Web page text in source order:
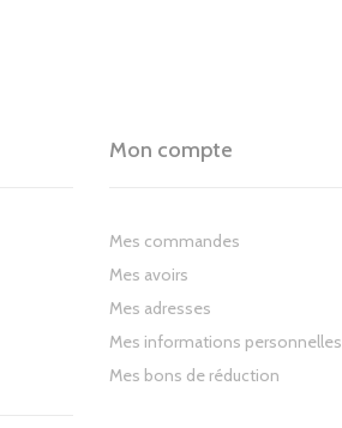
Mon compte
Mes commandes
Mes avoirs
Mes adresses
Mes informations personnelles
Mes bons de réduction